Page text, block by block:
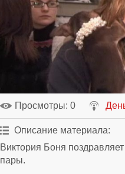
Просмотры: 0
Описание материала:
Виктория Боня
пары.